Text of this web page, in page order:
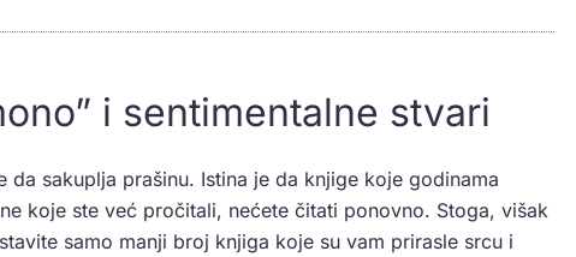
i sentimentalne stvari
da sakuplja prašinu. Istina je da knjige koje godinama
koje ste već pročitali, nećete čitati ponovno. Stoga, višak
samo manji broj knjiga koje su vam prirasle srcu i